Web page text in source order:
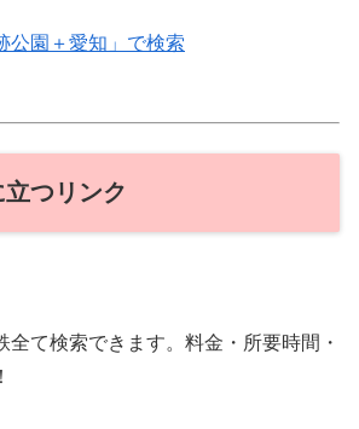
公園＋愛知」で検索
つリンク
全て検索できます。料金・所要時間・